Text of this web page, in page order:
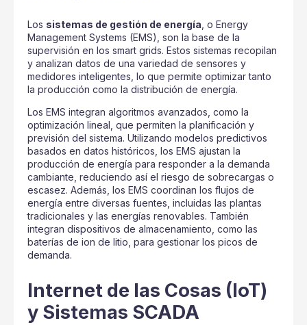
Los sistemas de gestión de energía , o Energy
Management Systems (EMS), son la base de la
supervisión en los smart grids. Estos sistemas recopilan
y analizan datos de una variedad de sensores y
medidores inteligentes, lo que permite optimizar tanto
la producción como la distribución de energía.
Los EMS integran algoritmos avanzados, como la
optimización lineal, que permiten la planificación y
previsión del sistema. Utilizando modelos predictivos
basados en datos históricos, los EMS ajustan la
producción de energía para responder a la demanda
cambiante, reduciendo así el riesgo de sobrecargas o
escasez. Además, los EMS coordinan los flujos de
energía entre diversas fuentes, incluidas las plantas
tradicionales y las energías renovables. También
integran dispositivos de almacenamiento, como las
baterías de ion de litio, para gestionar los picos de
demanda.
Internet de las Cosas (IoT)
y Sistemas SCADA